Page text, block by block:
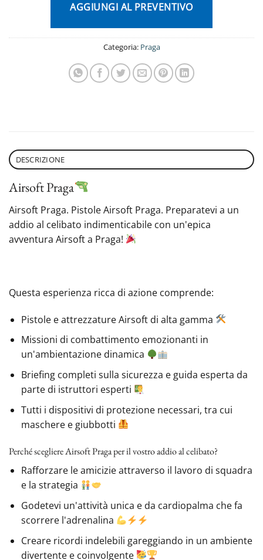
AGGIUNGI AL PREVENTIVO
Categoria: Praga
DESCRIZIONE
Airsoft Praga
Airsoft Praga. Pistole Airsoft Praga. Preparatevi a un
addio al celibato indimenticabile con un'epica
avventura Airsoft a Praga!
Questa esperienza ricca di azione comprende:
Pistole e attrezzature Airsoft di alta gamma
Missioni di combattimento emozionanti in
un'ambientazione dinamica
Briefing completi sulla sicurezza e guida esperta da
parte di istruttori esperti
Tutti i dispositivi di protezione necessari, tra cui
maschere e giubbotti
Perché scegliere Airsoft Praga per il vostro addio al celibato?
Rafforzare le amicizie attraverso il lavoro di squadra
e la strategia
Godetevi un'attività unica e da cardiopalma che fa
scorrere l'adrenalina
Creare ricordi indelebili gareggiando in un ambiente
divertente e coinvolgente